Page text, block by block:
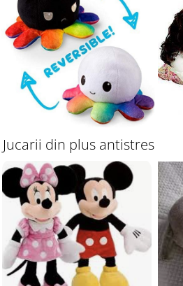
Jucarii din plus antistres